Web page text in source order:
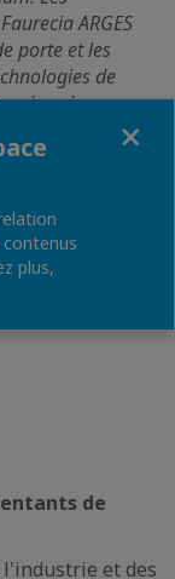
ARGES
porte et les
de
dans les
la finition,
et produit
fabricants de
Mercedes,
Wolkswagen,
de
et des
plus,